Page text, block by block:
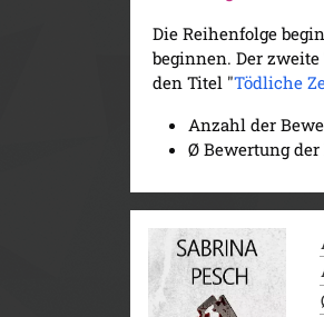
Die Reihenfolge
beginnen. Der
den Titel "Tödliche
Anzahl der
Ø Bewertung der